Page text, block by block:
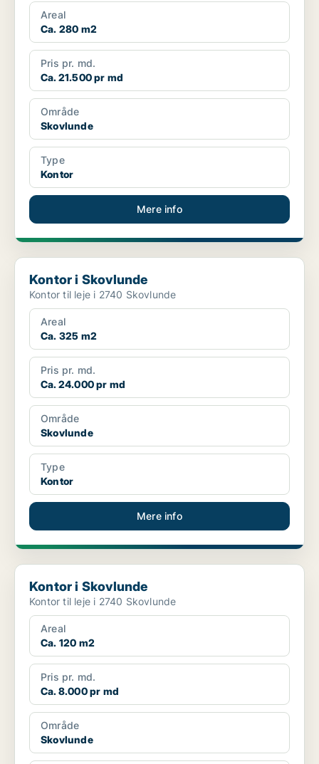
Areal
Ca. 280 m2
Pris pr. md.
Ca. 21.500 pr md
Område
Skovlunde
Type
Kontor
Mere info
Kontor i Skovlunde
Kontor i Skovlunde
Kontor til leje i 2740 Skovlunde
Areal
Ca. 325 m2
Pris pr. md.
Ca. 24.000 pr md
Område
Skovlunde
Type
Kontor
Mere info
Kontor i Skovlunde
Kontor i Skovlunde
Kontor til leje i 2740 Skovlunde
Areal
Ca. 120 m2
Pris pr. md.
Ca. 8.000 pr md
Område
Skovlunde